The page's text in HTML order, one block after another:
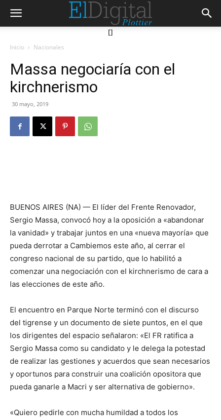
[]
Inicio Nacionales
Massa negociaría con el
kirchnerismo
30 mayo, 2019
BUENOS AIRES (NA) — El líder del Frente Renovador,
Sergio Massa, convocó hoy a la oposición a «abandonar
la vanidad» y trabajar juntos en una «nueva mayoría» que
pueda derrotar a Cambiemos este año, al cerrar el
congreso nacional de su partido, que lo habilitó a
comenzar una negociación con el kirchnerismo de cara a
las elecciones de este año.
El encuentro en Parque Norte terminó con el discurso
del tigrense y un documento de siete puntos, en el que
los dirigentes del espacio señalaron: «El FR ratifica a
Sergio Massa como su candidato y le delega la potestad
de realizar las gestiones y acuerdos que sean necesarios
y oportunos para construir una coalición opositora que
pueda ganarle a Macri y ser alternativa de gobierno».
«Quiero pedirle con mucha humildad a todos los